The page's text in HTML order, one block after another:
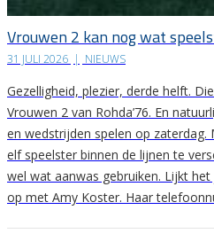
Vrouwen 2 kan nog wat
31 JULI 2026 | NIEUWS
Gezelligheid, plezier, derde helft.
Vrouwen 2 van Rohda’76. En
en wedstrijden spelen op
elf speelster binnen de lijnen te
wel wat aanwas gebruiken. Lijkt
op met Amy Koster. Haar